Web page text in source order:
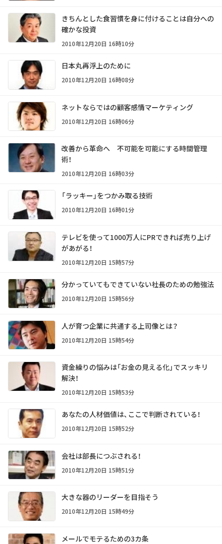
きちんとした食習慣を身に付けることは自分への
確かな投資
2010年12月20日 16時10分
日本丸再浮上のために
2010年12月20日 16時08分
ネットならではの顧客感情マーケティング
2010年12月20日 16時06分
改善から革命へ 不可能を可能にする時間管理
術！
2010年12月20日 16時03分
「ラッキー」をつかみ取る技術
2010年12月20日 16時01分
テレビを使って1000万人にPRできれば売り上げ
があがる！
2010年12月20日 15時57分
分かっていてもできていない社長のための勉強法
2010年12月20日 15時56分
人が育つ企業に共通する上司像とは？
2010年12月20日 15時54分
資金繰りの悩みは「お金の見える化」でスッキリ
解決！
2010年12月20日 15時53分
あなたの人材価値は、ここで判断されている！
2010年12月20日 15時52分
会社は部長につぶされる！
2010年12月20日 15時51分
大きな器のリーダーを目指そう
2010年12月20日 15時49分
メールでモテるための3カ条